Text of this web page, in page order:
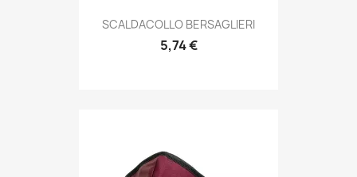
Anteprima
SCALDACOLLO BERSAGLIERI
5,74 €